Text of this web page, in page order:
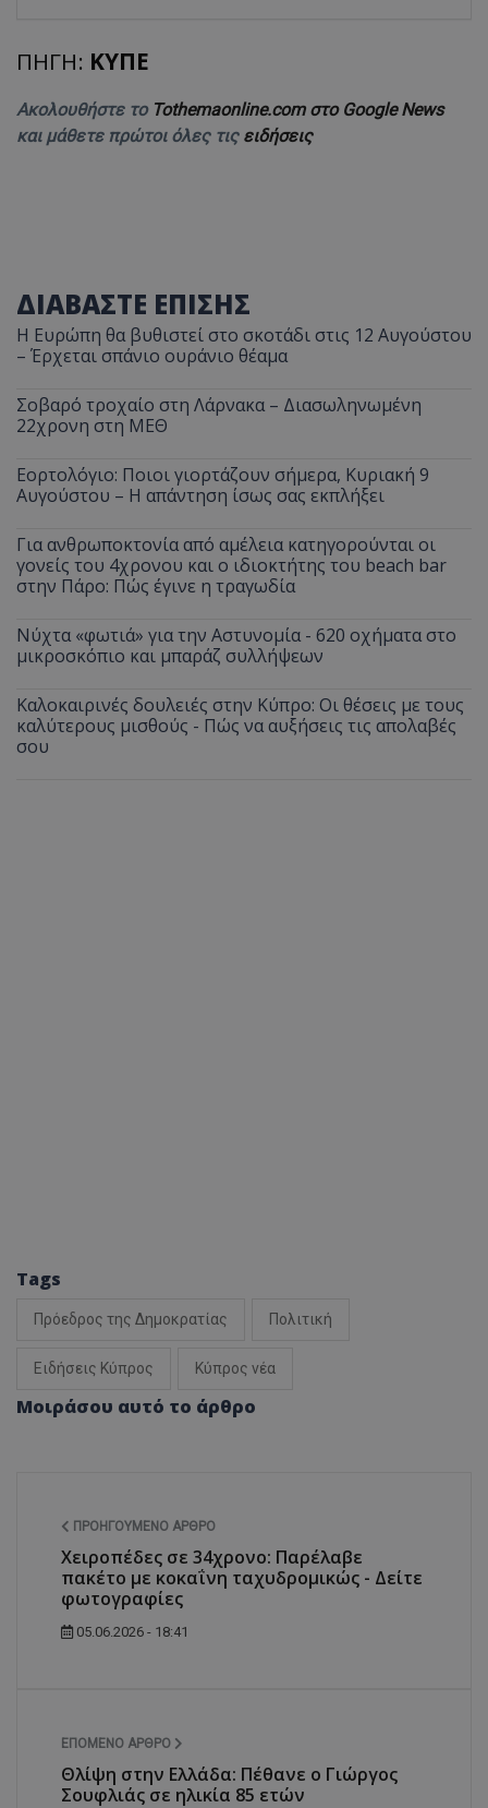
ΠΗΓΗ: ΚΥΠΕ
Ακολουθήστε το Tothemaonline.com στο Google News
και μάθετε πρώτοι όλες τις ειδήσεις
ΔΙΑΒΑΣΤΕ ΕΠΙΣΗΣ
Η Ευρώπη θα βυθιστεί στο σκοτάδι στις 12 Αυγούστου
– Έρχεται σπάνιο ουράνιο θέαμα
Σοβαρό τροχαίο στη Λάρνακα – Διασωληνωμένη
22χρονη στη ΜΕΘ
Εορτολόγιο: Ποιοι γιορτάζουν σήμερα, Κυριακή 9
Αυγούστου – Η απάντηση ίσως σας εκπλήξει
Για ανθρωποκτονία από αμέλεια κατηγορούνται οι
γονείς του 4χρονου και ο ιδιοκτήτης του beach bar
στην Πάρο: Πώς έγινε η τραγωδία
Νύχτα «φωτιά» για την Αστυνομία - 620 οχήματα στο
μικροσκόπιο και μπαράζ συλλήψεων
Καλοκαιρινές δουλειές στην Κύπρο: Οι θέσεις με τους
καλύτερους μισθούς - Πώς να αυξήσεις τις απολαβές
σου
Tags
Πρόεδρος της Δημοκρατίας Πολιτική
Ειδήσεις Κύπρος Κύπρος νέα
Μοιράσου αυτό το άρθρο
ΠΡΟΗΓΟΎΜΕΝΟ ΆΡΘΡΟ
Χειροπέδες σε 34χρονο: Παρέλαβε
πακέτο με κοκαΐνη ταχυδρομικώς - Δείτε
φωτογραφίες
05.06.2026 - 18:41
ΕΠΌΜΕΝΟ ΆΡΘΡΟ
Θλίψη στην Ελλάδα: Πέθανε ο Γιώργος
Σουφλιάς σε ηλικία 85 ετών